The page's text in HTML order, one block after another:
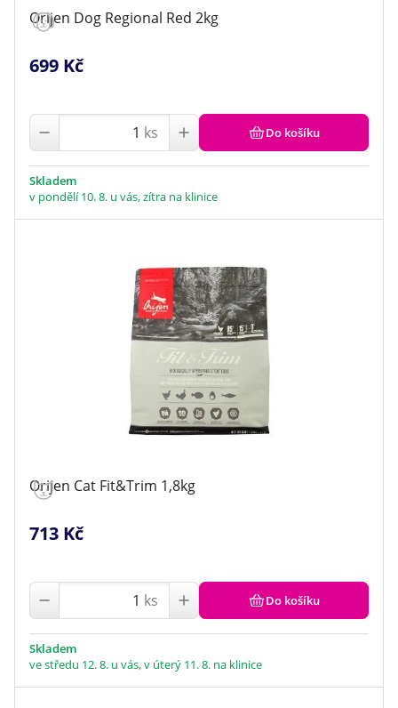
Orijen Dog Regional Red 2kg
699 Kč
ks Do košíku
Skladem
v pondělí 10. 8. u vás, zítra na klinice
Orijen Cat Fit&Trim 1,8kg
713 Kč
ks Do košíku
Skladem
ve středu 12. 8. u vás, v úterý 11. 8. na klinice